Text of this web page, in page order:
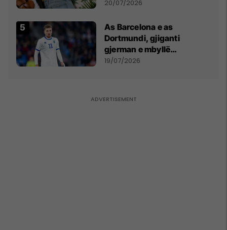
20/07/2026
As Barcelona e as
Dortmundi, gjiganti
gjerman e mbyllë
marrëveshjen për Fisnik
19/07/2026